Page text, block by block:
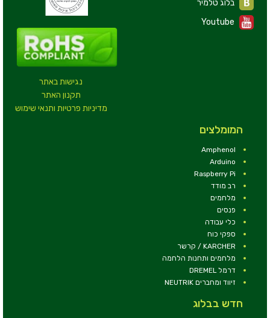
נגישות באתר
תקנון האתר
מדיניות פרטיות ותנאי שימוש
Youtube
המומלצים
Amphenol
Arduino
Raspberry Pi
רב מודד
מלחמים
פנסים
כלי עבודה
ספקי כוח
KARCHER / קרשר
מלחמים ותחנות הלחמה
דרמל DREMEL
זיווד ומחברים NEUTRIK
חדש בבלוג